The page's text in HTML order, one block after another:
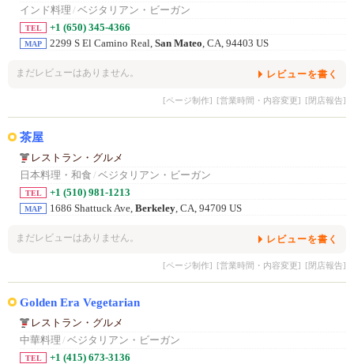
インド料理 / ベジタリアン・ビーガン
TEL +1 (650) 345-4366
MAP 2299 S El Camino Real, San Mateo, CA, 94403 US
まだレビューはありません。 レビューを書く
[ページ制作] [営業時間・内容変更] [閉店報告]
茶屋
レストラン・グルメ
日本料理・和食 / ベジタリアン・ビーガン
TEL +1 (510) 981-1213
MAP 1686 Shattuck Ave, Berkeley, CA, 94709 US
まだレビューはありません。 レビューを書く
[ページ制作] [営業時間・内容変更] [閉店報告]
Golden Era Vegetarian
レストラン・グルメ
中華料理 / ベジタリアン・ビーガン
TEL +1 (415) 673-3136